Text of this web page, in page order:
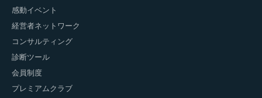
感動イベント
経営者ネットワーク
コンサルティング
診断ツール
会員制度
プレミアムクラブ